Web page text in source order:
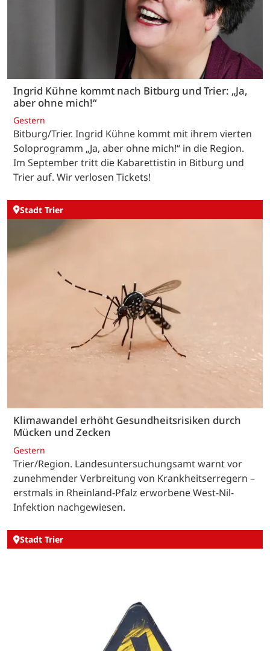
Ingrid Kühne kommt nach Bitburg und Trier: „Ja,
aber ohne mich!“
Gestern
Bitburg/Trier. Ingrid Kühne kommt mit ihrem vierten
Soloprogramm „Ja, aber ohne mich!“ in die Region.
Im September tritt die Kabarettistin in Bitburg und
Trier auf. Wir verlosen Tickets!
Stadt Trier
Klimawandel erhöht Gesundheitsrisiken durch
Mücken und Zecken
Gestern
Trier/Region. Landesuntersuchungsamt warnt vor
zunehmender Verbreitung von Krankheitserregern –
erstmals in Rheinland-Pfalz erworbene West-Nil-
Infektion nachgewiesen.
Stadt Trier